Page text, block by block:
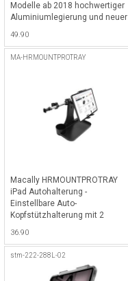
Modelle ab 2018 hochwertiger
Aluminiumlegierung und neuer
49.90
MA-HRMOUNTPROTRAY
Macally HRMOUNTPROTRAY
iPad Autohalterung -
Einstellbare Auto-
Kopfstützhalterung mit 2
dreh- und schwenkbar -
36.90
stm-222-288L-02